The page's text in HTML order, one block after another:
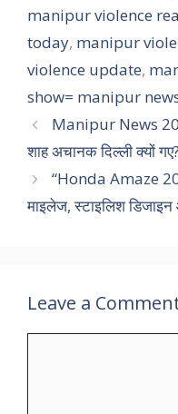
manipur violence
today, manipur
violence update,
show= manipur
Manipur News
शाह अचानक दिल्ली क्यों
“Honda Amaze
माइलेज, स्टाइलिश
Leave a